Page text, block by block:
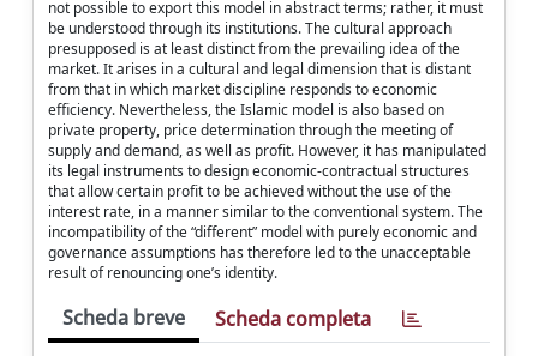
not possible to export this model in abstract terms; rather, it must
be understood through its institutions. The cultural approach
presupposed is at least distinct from the prevailing idea of the
market. It arises in a cultural and legal dimension that is distant
from that in which market discipline responds to economic
efficiency. Nevertheless, the Islamic model is also based on
private property, price determination through the meeting of
supply and demand, as well as profit. However, it has manipulated
its legal instruments to design economic-contractual structures
that allow certain profit to be achieved without the use of the
interest rate, in a manner similar to the conventional system. The
incompatibility of the “different” model with purely economic and
governance assumptions has therefore led to the unacceptable
result of renouncing one’s identity.
Scheda breve Scheda completa